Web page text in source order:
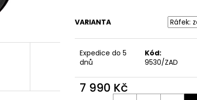
VARIANTA
Expedice do 5
dnů
Kód:
9530/ZAD
7 990 Kč